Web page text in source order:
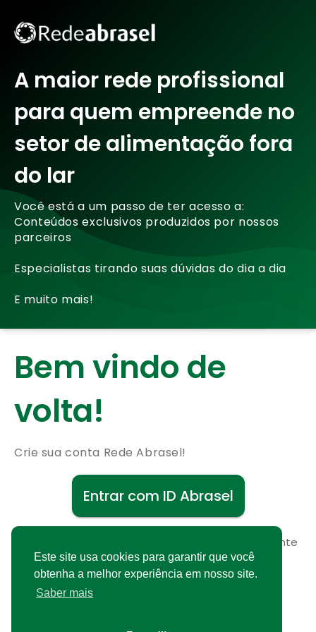
Este site usa cookies para garantir que você
obtenha a melhor experiência em nosso site.
Saber mais
A maior rede profissional
para quem empreende no
setor de alimentação fora
do lar
Você está a um passo de ter acesso a:
Conteúdos exclusivos produzidos por nossos
parceiros
Especialistas tirando suas dúvidas do dia a dia
E muito mais!
Bem vindo de
volta!
Crie sua conta Rede Abrasel!
Entrar com ID Abrasel
Cadastre-se gratuitamente